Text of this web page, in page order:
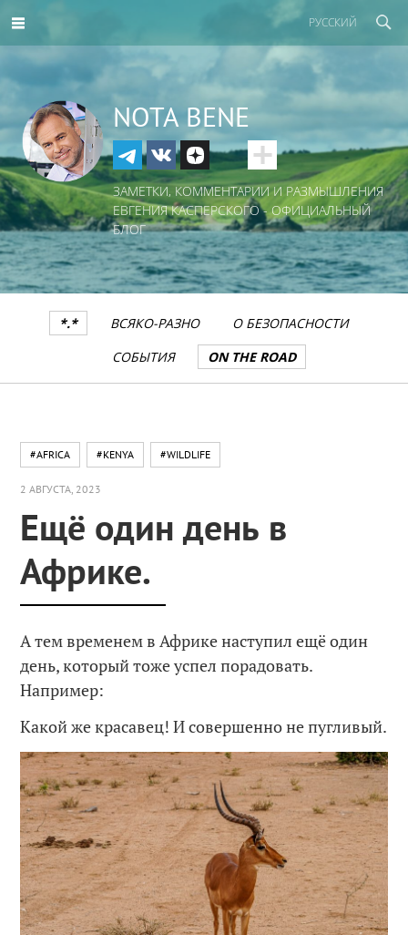
РУССКИЙ
NOTA BENE
ЗАМЕТКИ, КОММЕНТАРИИ И РАЗМЫШЛЕНИЯ
ЕВГЕНИЯ КАСПЕРСКОГО - ОФИЦИАЛЬНЫЙ
БЛОГ
*.* ВСЯКО-РАЗНО
О БЕЗОПАСНОСТИ
СОБЫТИЯ
ON THE ROAD
#AFRICA #KENYA #WILDLIFE
2 АВГУСТА, 2023
Ещё один день в
Африке.
А тем временем в Африке наступил ещё один
день, который тоже успел порадовать.
Например:
Какой же красавец! И совершенно не пугливый.